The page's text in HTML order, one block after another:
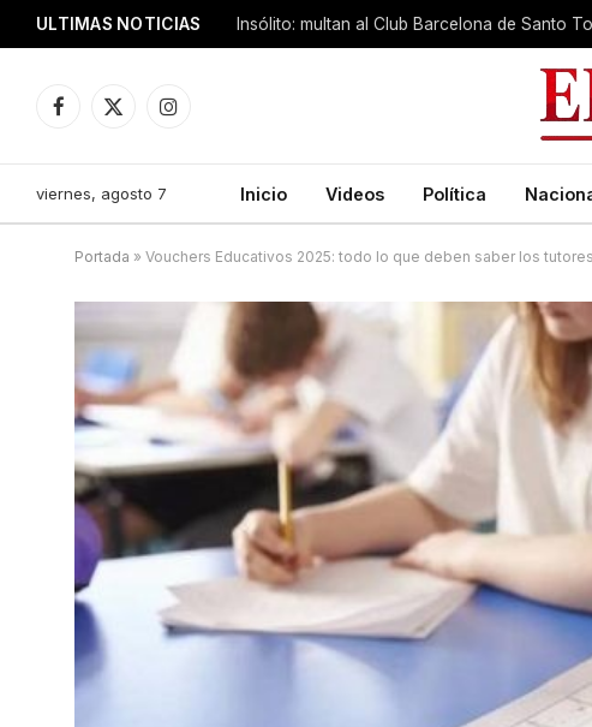
ULTIMAS NOTICIAS Insólito: multan al Club Barcelona de Santo
Facebook
X
Instagram
viernes, agosto 7 Inicio Videos Política
Portada » Vouchers Educativos 2025: todo lo que deben saber los